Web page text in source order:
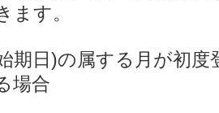
ます。
日)の属する月が初度
場合